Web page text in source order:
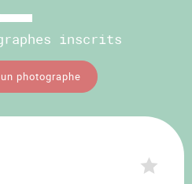
inscrits
photographe